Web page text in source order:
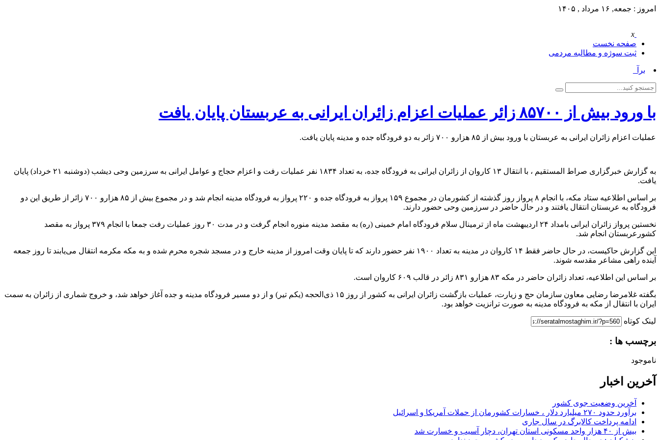
امروز : جمعه, ۱۶ مرداد , ۱۴۰۵
x
صفحه نخست
ثبت سوژه و مطالبه مردمی
برآورد_
با ورود بیش از ۸۵۷۰۰ زائر عملیات اعزام زائران ایرانی به عربستان پایان یافت
عملیات اعزام زائران ایرانی به عربستان با ورود بیش از ۸۵ هزارو ۷۰۰ زائر به دو فرودگاه جده و مدینه پایان یافت.
به گزارش خبرگزاری صراط المستقیم ، با انتقال ۱۳ کاروان از زائران ایرانی به فرودگاه جده، به تعداد ۱۸۳۴ نفر عملیات رفت و اعزام حجاج و عوامل ایرانی به سرزمین وحی دیشب (دوشنبه ۲۱ خرداد) پایان
یافت.
بر اساس اطلاعیه ستاد مکه، با انجام ۸ پرواز روز گذشته از کشورمان در مجموع ۱۵۹ پرواز به فرودگاه جده و ۲۲۰ پرواز به فرودگاه مدینه انجام شد و در مجموع بیش از ۸۵ هزارو ۷۰۰ زائر از طریق این دو
فرودگاه به عربستان انتقال یافتند و در حال حاضر در سرزمین وحی حضور دارند.
نخستین پرواز زائران ایرانی بامداد ۲۴ اردیبهشت ماه از ترمینال سلام فرودگاه امام خمینی (ره) به مقصد مدینه منوره انجام گرفت و در مدت ۳۰ روز عملیات رفت جمعا با انجام ۳۷۹ پرواز به مقصد
کشورعربستان انجام شد.
این گزارش حاکیست، در حال حاضر فقط ۱۴ کاروان در مدینه به تعداد ۱۹۰۰ نفر حضور دارند که تا پایان وقت امروز از مدینه خارج و در مسجد شجره محرم شده و به مکه مکرمه انتقال می‌یابند تا روز جمعه
آینده راهی مشاعر مقدسه شوند.
بر اساس این اطلاعیه، تعداد زائران حاضر در مکه ۸۳ هزارو ۸۳۱ زائر در قالب ۶۰۹ کاروان است.
بگفته غلامرضا رضایی معاون سازمان حج و زیارت، عملیات بازگشت زائران ایرانی به کشور از روز ۱۵ ذی‌الحجه (یکم تیر) و از دو مسیر فرودگاه مدینه و جده آغاز خواهد شد، و خروج شماری از زائران به سمت
ایران با انتقال از مکه به فرودگاه مدینه به صورت ترانزیت خواهد بود.
لینک کوتاه
برچسب ها :
ناموجود
آخرین اخبار
آخرین وضعیت جوی کشور
برآورد حدود ۲۷۰ میلیارد دلار ، خسارات کشورمان از حملات آمریکا و اسرائیل
ادامه پرداخت کالابرگ در سال جاری
بیش از ۴۰ هزار واحد مسکونی استان تهران، دچار آسیب و خسارت شد